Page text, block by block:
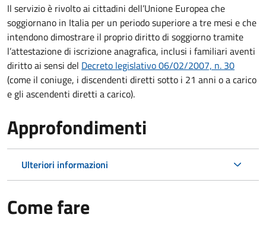
Il servizio è rivolto ai cittadini dell’Unione Europea che
soggiornano in Italia per un periodo superiore a tre mesi e che
intendono dimostrare il proprio diritto di soggiorno tramite
l’attestazione di iscrizione anagrafica, inclusi i familiari aventi
diritto ai sensi del Decreto legislativo 06/02/2007, n. 30
(come il coniuge, i discendenti diretti sotto i 21 anni o a carico
e gli ascendenti diretti a carico).
Approfondimenti
Ulteriori informazioni
Come fare